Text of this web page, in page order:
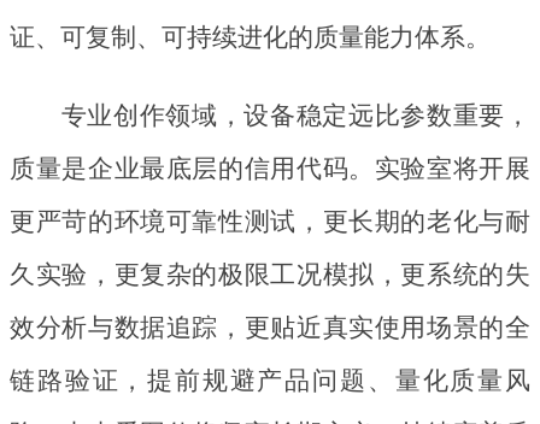
证、可复制、可持续进化的质量能力体系。
专业创作领域，设备稳定远比参数重要，
质量是企业最底层的信用代码。实验室将开展
更严苛的环境可靠性测试，更长期的老化与耐
久实验，更复杂的极限工况模拟，更系统的失
效分析与数据追踪，更贴近真实使用场景的全
链路验证，提前规避产品问题、量化质量风